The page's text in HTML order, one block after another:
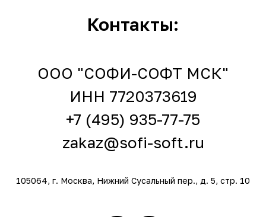
Контакты:
ООО "СОФИ-СОФТ МСК"
ИНН 7720373619
+7 (495) 935-77-75
zakaz@sofi-soft.ru
105064, г. Москва, Нижний Сусальный пер., д. 5, стр. 10